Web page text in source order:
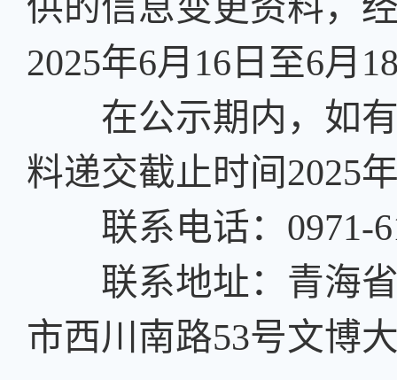
2025年6月16日至6月
在公示期内，如有
料递交截止时间2025
联系电话：0971-
联系地址：青海省
市西川南路53号文博